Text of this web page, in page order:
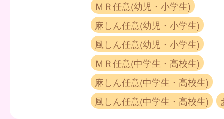
ＭＲ任意(幼児・小学生)
麻しん任意(幼児・小学生)
風しん任意(幼児・小学生)
ＭＲ任意(中学生・高校生)
麻しん任意(中学生・高校生)
風しん任意(中学生・高校生)